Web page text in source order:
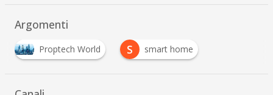
Argomenti
Proptech World S smart home